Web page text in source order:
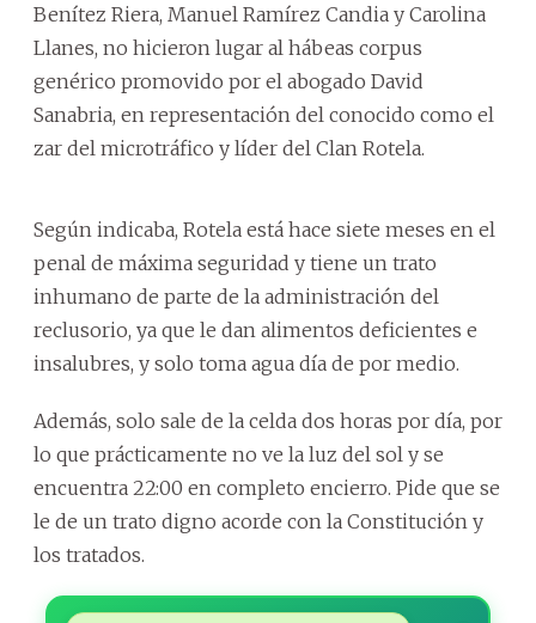
Benítez Riera, Manuel Ramírez Candia y Carolina
Llanes, no hicieron lugar al hábeas corpus
genérico promovido por el abogado David
Sanabria, en representación del conocido como el
zar del microtráfico y líder del Clan Rotela.
Según indicaba, Rotela está hace siete meses en el
penal de máxima seguridad y tiene un trato
inhumano de parte de la administración del
reclusorio, ya que le dan alimentos deficientes e
insalubres, y solo toma agua día de por medio.
Además, solo sale de la celda dos horas por día, por
lo que prácticamente no ve la luz del sol y se
encuentra 22:00 en completo encierro. Pide que se
le de un trato digno acorde con la Constitución y
los tratados.